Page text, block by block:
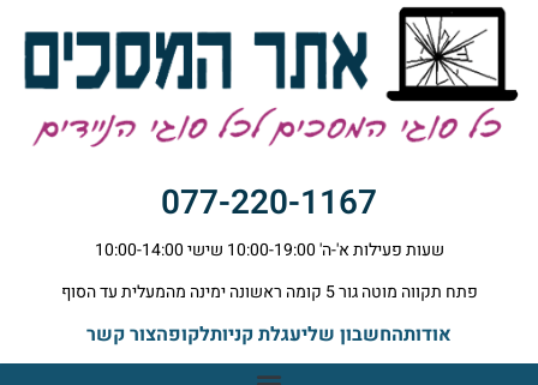
077-220-1167
שעות פעילות א'-ה' 10:00-19:00 שישי 10:00-14:00
פתח תקווה מוטה גור 5 קומה ראשונה ימינה מהמעלית עד הסוף
אודותהחשבון שליעגלת קניותלקופהצור קשר